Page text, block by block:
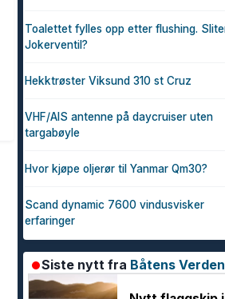
Toalettet fylles opp etter flushing.
Jokerventil?
Hekktrøster Viksund 310 st Cruz
VHF/AIS antenne på daycruiser uten
targabøyle
Hvor kjøpe oljerør til Yanmar Qm30?
Scand dynamic 7600 vindusvisker
erfaringer
Siste nytt fra Båtens Verden